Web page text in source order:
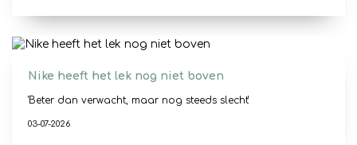
Nike heeft het lek nog niet boven
'Beter dan verwacht, maar nog steeds slecht'
03-07-2026